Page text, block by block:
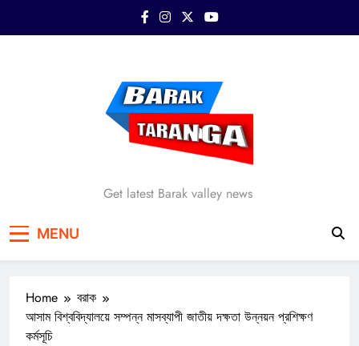
Barak Taranga
Get latest Barak valley news
MENU
Home
বরাক
আসাম বিশ্ববিদ্যালয়ে সম্পন্ন মাসব্যাপী জাতীয় দক্ষতা উন্নয়ন প্রশিক্ষণ
কর্মসূচি